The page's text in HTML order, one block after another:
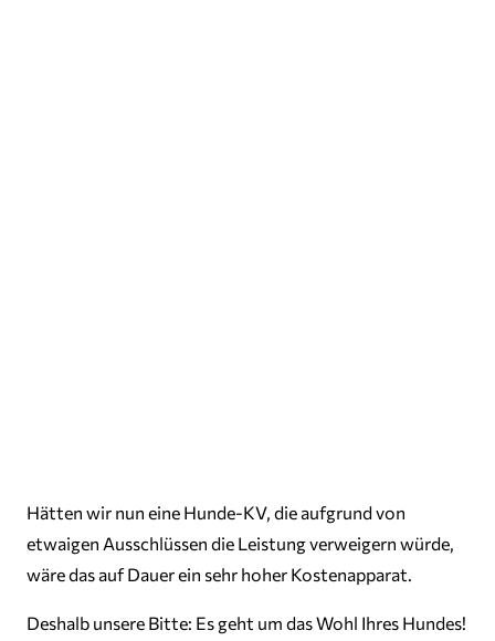
Hätten wir nun eine Hunde-KV, die aufgrund von
etwaigen Ausschlüssen die Leistung verweigern würde,
wäre das auf Dauer ein sehr hoher Kostenapparat.
Deshalb unsere Bitte: Es geht um das Wohl Ihres Hundes!